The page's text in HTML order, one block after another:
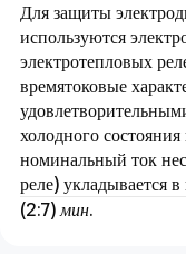
Для защиты
используются
электротепловых
времятоковые
холодного
номинальный ток
реле) укладывается в
(2:7)мин.